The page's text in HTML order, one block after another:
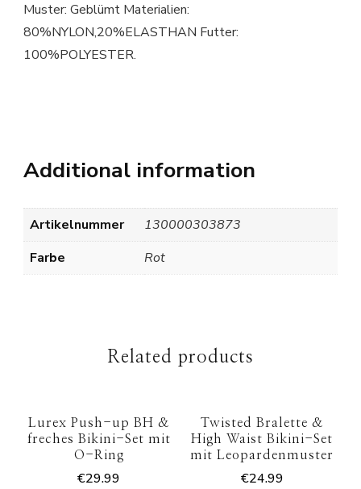
Muster: Geblümt Materialien:
80%NYLON,20%ELASTHAN Futter:
100%POLYESTER.
Additional information
Artikelnummer
130000303873
Farbe
Rot
Related products
Lurex Push-up BH &
freches Bikini-Set mit
O-Ring
€29.99
Twisted Bralette &
High Waist Bikini-Set
mit Leopardenmuster
€24.99